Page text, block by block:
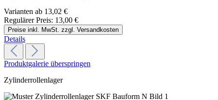
Varianten ab 13,02 €
Regulärer Preis: 13,00 €
Preise inkl. MwSt. zzgl. Versandkosten
Details
Produktgalerie überspringen
Zylinderrollenlager